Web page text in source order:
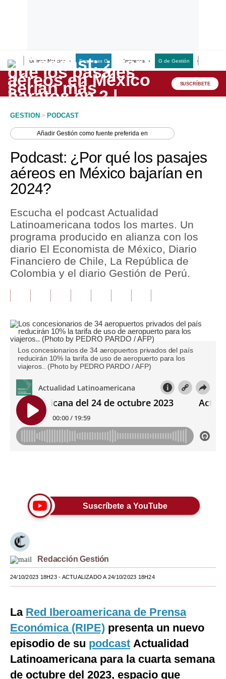
Últimas Noticias Empresas G Empresas G de Gestión
Lo último
Peru Quiosco
Economía
Mercados
Política
Tu Dinero
Finanzas Personales
Opinión
Pregunta de hoy
Blogs
Tendencias
Lujo
Viajes
Mundo
México
España
Internacional
Tecnología
Club del Suscriptor
Mix
G de Gestión
SUSCRÍBETE
GESTION > PODCAST
AñadirGestión como fuente preferida en
Podcast: ¿Por qué los pasajes
aéreos en México bajarían en
2024?
Escucha el podcast Actualidad
Latinoamericana todos los martes. Un
programa producido en alianza con los
diario El Economista de México, Diario
Financiero de Chile, La República de
Colombia y el diario Gestión de Perú.
Los concesionarios de 34 aeropuertos privados del país
reducirán 10% la tarifa de uso de aeropuerto para los
viajeros.. (Photo by PEDRO PARDO / AFP)
Suscríbete a YouTube
Redacción Gestión
24/10/2023 18H23- ACTUALIZADO A 24/10/2023 18H24
La Red Iberoamericana de Prensa
Económica (RIPE) presenta un nuevo
episodio de su podcast Actualidad
Latinoamericana para la cuarta semana
de octubre del 2023, espacio que